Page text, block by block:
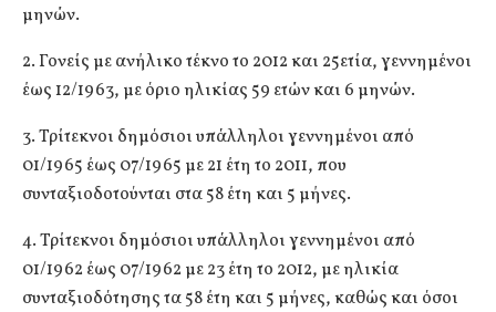
μηνών.
2. Γονείς με ανήλικο τέκνο το 2012 και 25ετία, γεννημένοι
έως 12/1963, με όριο ηλικίας 59 ετών και 6 μηνών.
3. Τρίτεκνοι δημόσιοι υπάλληλοι γεννημένοι από
01/1965 έως 07/1965 με 21 έτη το 2011, που
συνταξιοδοτούνται στα 58 έτη και 5 μήνες.
4. Τρίτεκνοι δημόσιοι υπάλληλοι γεννημένοι από
01/1962 έως 07/1962 με 23 έτη το 2012, με ηλικία
συνταξιοδότησης τα 58 έτη και 5 μήνες, καθώς και όσοι